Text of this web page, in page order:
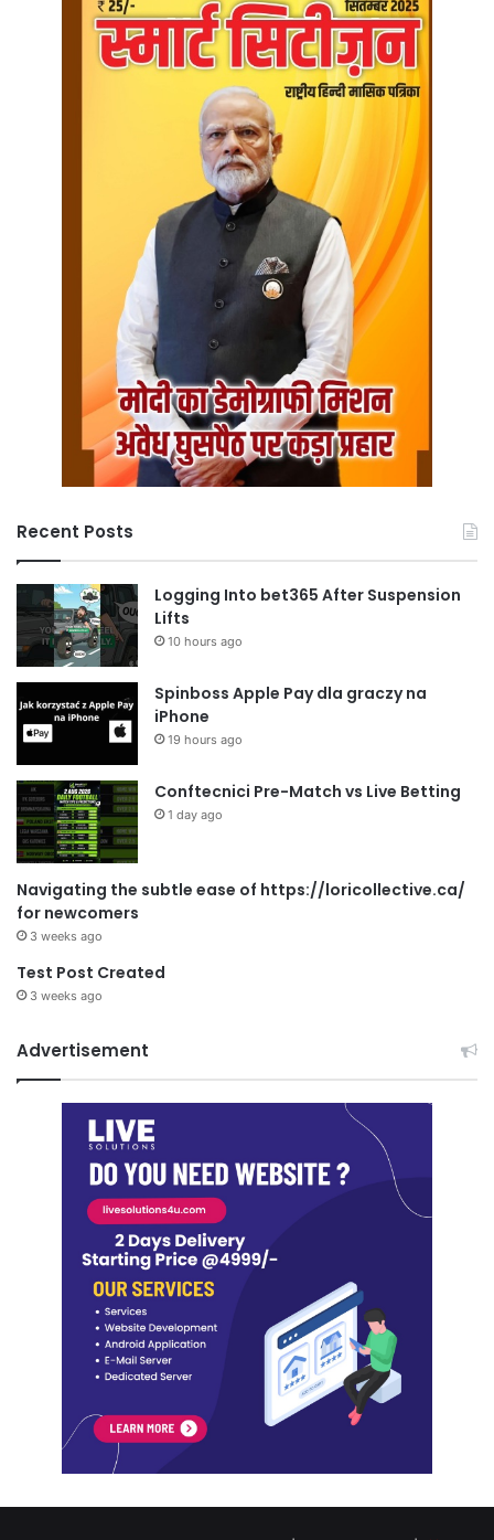
Recent Posts
Logging Into bet365 After Suspension
Lifts
10 hours ago
Spinboss Apple Pay dla graczy na
iPhone
19 hours ago
Conftecnici Pre-Match vs Live Betting
1 day ago
Navigating the subtle ease of https://loricollective.ca/
for newcomers
3 weeks ago
Test Post Created
3 weeks ago
Advertisement